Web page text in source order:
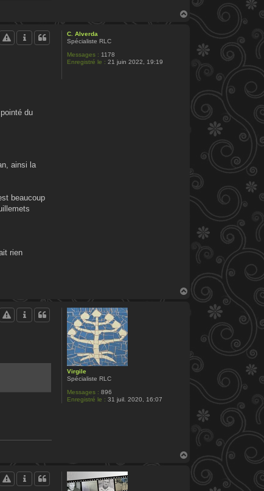
H
C. Alverda
Spécialiste RLC
Messages : 1178
Enregistré le : 21 juin 2022, 19:19
du
ainsi la
beaucoup
rien
a
Virgile
Spécialiste RLC
Messages : 896
Enregistré le : 31 juil. 2020, 16:07
a